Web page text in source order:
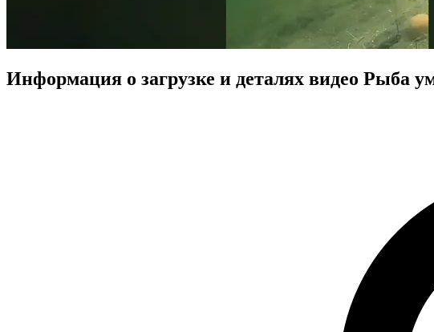
Информация о загрузке и деталях видео Рыба